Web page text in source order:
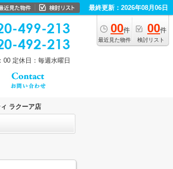
最終更新：2026年08月06日
00件
最近見た物件
00件
検討リスト
00 定休日：毎週水曜日
ラクーア店